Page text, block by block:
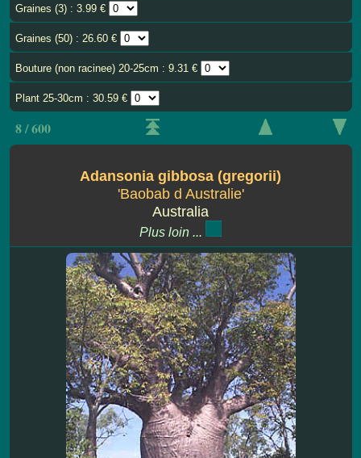
Graines (3) : 3.99 €
Graines (50) : 26.60 €
Bouture (non racinee) 20-25cm : 9.31 €
Plant 25-30cm : 30.59 €
8 / 600
Adansonia gibbosa (gregorii)
'Baobab d Australie'
Australia
Plus loin ...